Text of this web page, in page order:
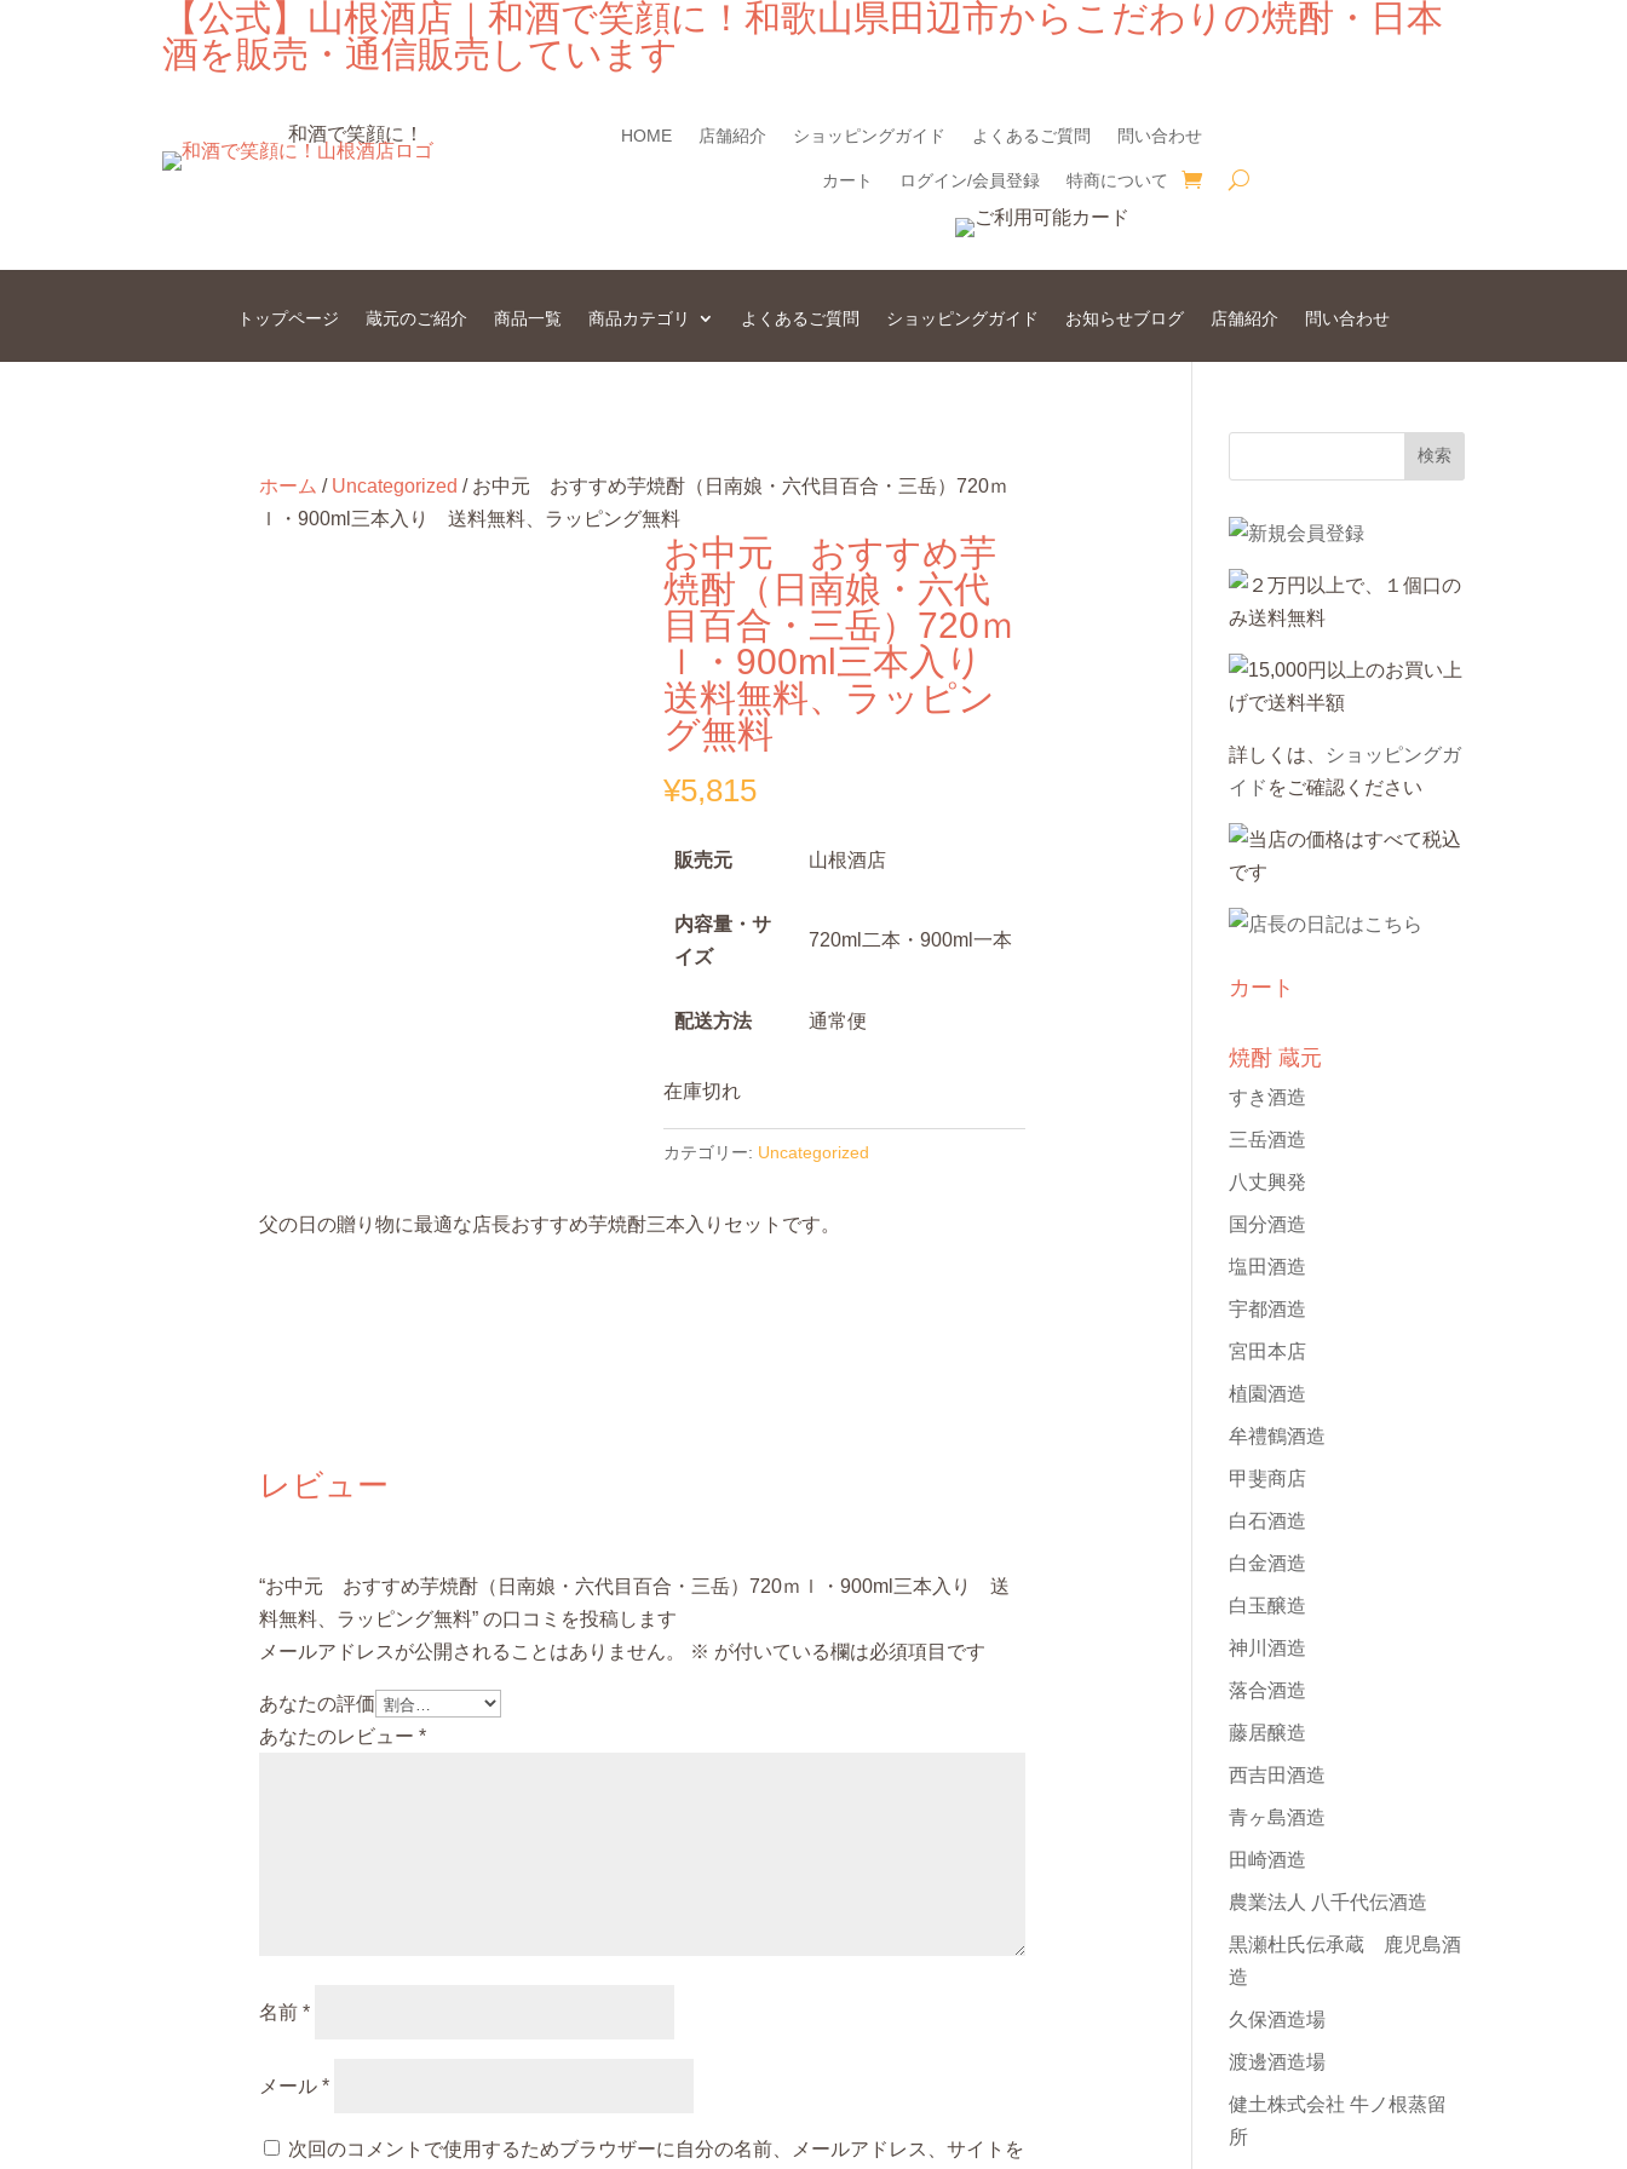
【公式】山根酒店｜和酒で笑顔に！和歌山県田辺市からこだわりの焼酎・日本
酒を販売・通信販売しています
和酒で笑顔に！ HOME 店舗紹介 ショッピングガイド よくあるご質問 問い合わせ
カート ログイン/会員登録 特商について
トップページ 蔵元のご紹介 商品一覧 商品カテゴリ よくあるご質問 ショッピングガイド お知らせブログ 店舗紹介 問い合わせ
ホーム / Uncategorized / お中元 おすすめ芋焼酎（日南娘・六代目百合・三岳）720ｍ
ｌ・900ml三本入り 送料無料、ラッピング無料
お中元 おすすめ芋
焼酎（日南娘・六代
目百合・三岳）720ｍ
ｌ・900ml三本入り
送料無料、ラッピン
グ無料
¥5,815
販売元 山根酒店
内容量・サ
イズ
720ml二本・900ml一本
配送方法 通常便
在庫切れ
カテゴリー: Uncategorized
父の日の贈り物に最適な店長おすすめ芋焼酎三本入りセットです。
レビュー
“お中元 おすすめ芋焼酎（日南娘・六代目百合・三岳）720ｍｌ・900ml三本入り 送
料無料、ラッピング無料” の口コミを投稿します
メールアドレスが公開されることはありません。
※ が付いている欄は必須項目です
あなたの評価
あなたのレビュー *
名前 *
メール *
次回のコメントで使用するためブラウザーに自分の名前、メールアドレス、サイトを
詳しくは、
ショッピングガ
イド をご確認ください
カート
焼酎 蔵元
すき酒造
三岳酒造
八丈興発
国分酒造
塩田酒造
宇都酒造
宮田本店
植園酒造
牟禮鶴酒造
甲斐商店
白石酒造
白金酒造
白玉醸造
神川酒造
落合酒造
藤居醸造
西吉田酒造
青ヶ島酒造
田崎酒造
農業法人 八千代伝酒造
黒瀬杜氏伝承蔵 鹿児島酒
造
久保酒造場
渡邊酒造場
健土株式会社 牛ノ根蒸留
所